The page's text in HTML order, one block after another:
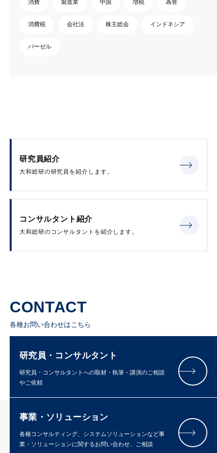
消費 製造業 中国 増税 為替
消費税 会社法 株主総会 インドネシア
バーゼル
研究員紹介
大和総研の研究員を紹介します。
コンサルタント紹介
大和総研のコンサルタントを紹介します。
CONTACT
各種お問い合わせはこちら
研究員・コンサルタント
研究員・コンサルタントへの取材・執筆・講演のご相談
やご依頼
事業・ソリューション
各種コンサルティング、システムソリューションなど事
業・ソリューションに関するお問い合わせ、ご相談